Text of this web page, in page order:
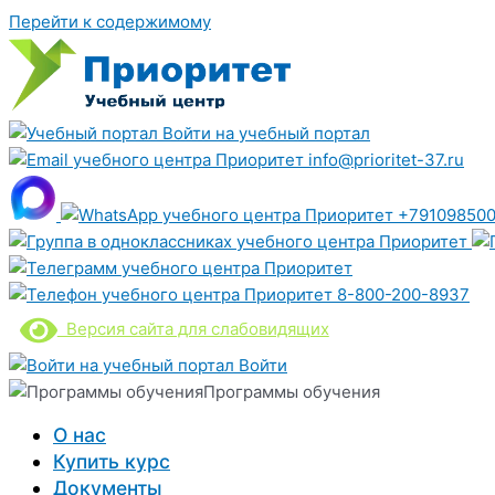
Перейти к содержимому
Войти на учебный портал
info@prioritet-37.ru
8-800-200-8937
Версия сайта для слабовидящих
Войти
Программы обучения
О нас
Купить курс
Документы